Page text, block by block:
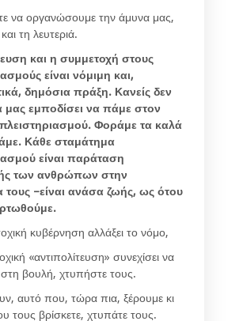
να οργανώσουμε την άμυνα μας,
τη λευτεριά.
και η συμμετοχή στους
είναι νόμιμη και,
δημόσια πράξη. Κανείς δεν
μας εμποδίσει να πάμε στον
Φοράμε τα καλά
Κάθε σταμάτημα
είναι παράταση
των ανθρώπων στην
τους –είναι ανάσα ζωής, ως ότου
κυβέρνηση αλλάξει το νόμο,
«αντιπολίτευση» συνεχίσει να
βουλή, χτυπήστε τους.
αυτό που, τώρα πια, ξέρουμε κι
τους βρίσκετε, χτυπάτε τους.